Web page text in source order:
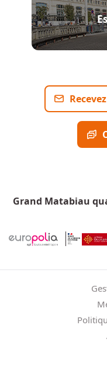
Grand Matabiau